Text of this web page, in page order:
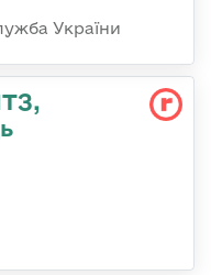
України